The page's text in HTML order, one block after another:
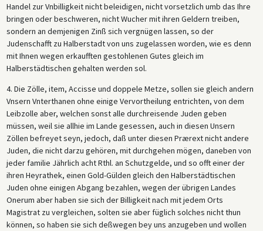
Handel zur Vnbilligkeit nicht beleidigen, nicht vorsetzlich umb das Ihre
bringen oder beschweren, nicht Wucher mit ihren Geldern treiben,
sondern an demjenigen Zinß sich vergnügen lassen, so der
Judenschafft zu Halberstadt von uns zugelassen worden, wie es denn
mit Ihnen wegen erkaufften gestohlenen Gutes gleich im
Halberstädtischen gehalten werden sol.
4. Die Zölle, item, Accisse und doppele Metze, sollen sie gleich andern
Vnsern Vnterthanen ohne einige Vervortheilung entrichten, von dem
Leibzolle aber, welchen sonst alle durchreisende Juden geben
müssen, weil sie allhie im Lande gesessen, auch in diesen Unsern
Zöllen befreyet seyn, jedoch, daß unter diesen Prærext nicht andere
Juden, die nicht darzu gehören, mit durchgehen mögen, daneben von
jeder familie Jährlich acht Rthl. an Schutzgelde, und so offt einer der
ihren Heyrathek, einen Gold-Gülden gleich den Halberstädtischen
Juden ohne einigen Abgang bezahlen, wegen der übrigen Landes
Onerum aber haben sie sich der Billigkeit nach mit jedem Orts
Magistrat zu vergleichen, solten sie aber füglich solches nicht thun
können, so haben sie sich deßwegen bey uns anzugeben und wollen